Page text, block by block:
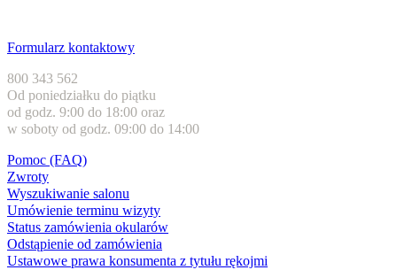
Formularz kontaktowy
800 343 562
Od poniedziałku do piątku
od godz. 9:00 do 18:00 oraz
w soboty od godz. 09:00 do 14:00
Pomoc (FAQ)
Zwroty
Wyszukiwanie salonu
Umówienie terminu wizyty
Status zamówienia okularów
Odstąpienie od zamówienia
Ustawowe prawa konsumenta z tytułu rękojmi